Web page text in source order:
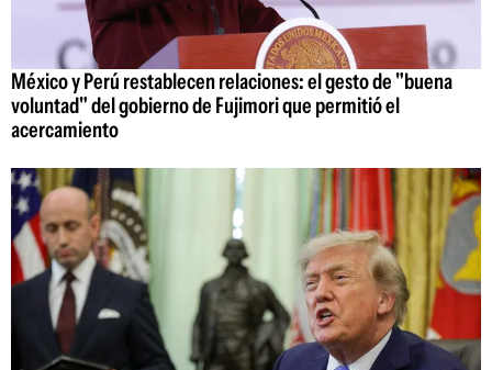
México y Perú restablecen relaciones: el gesto de "buena
voluntad" del gobierno de Fujimori que permitió el
acercamiento